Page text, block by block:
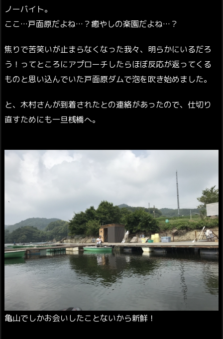
ノーバイト。
ここ…戸面原だよね…？癒やしの楽園だよね…？
焦りで苦笑いが止まらなくなった我々、明らかにいるだろ
う！ってところにアプローチしたらほぼ反応が返ってくる
ものと思い込んでいた戸面原ダムで泡を吹き始めました。
と、木村さんが到着されたとの連絡があったので、仕切り
直すためにも一旦桟橋へ。
亀山でしかお会いしたことないから新鮮！